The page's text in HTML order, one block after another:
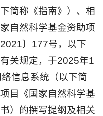
简称《指南》）、相
自然科学基金资助项
〕177号，以下
关规定，于2025年1
信息系统（以下简
目《国家自然科学基
）的撰写提纲及相关